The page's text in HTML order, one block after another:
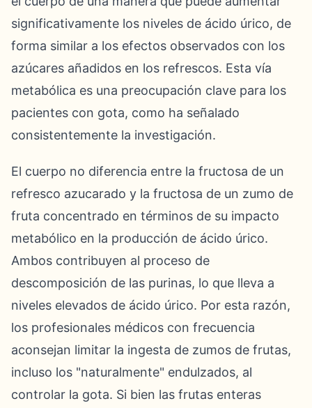
significativamente los niveles de ácido úrico, de
forma similar a los efectos observados con los
azúcares añadidos en los refrescos. Esta vía
metabólica es una preocupación clave para los
pacientes con gota, como ha señalado
consistentemente la investigación.
El cuerpo no diferencia entre la fructosa de un
refresco azucarado y la fructosa de un zumo de
fruta concentrado en términos de su impacto
metabólico en la producción de ácido úrico.
Ambos contribuyen al proceso de
descomposición de las purinas, lo que lleva a
niveles elevados de ácido úrico. Por esta razón,
los profesionales médicos con frecuencia
aconsejan limitar la ingesta de zumos de frutas,
incluso los "naturalmente" endulzados, al
controlar la gota. Si bien las frutas enteras